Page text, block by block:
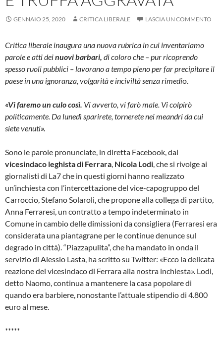
GENNAIO 25, 2020 CRITICA LIBERALE LASCIA UN COMMENTO
Critica liberale inaugura una nuova rubrica in cui inventariamo
parole e atti deinuovi barbari, di coloro che – pur ricoprendo
spesso ruoli pubblici – lavorano a tempo pieno per far precipitare il
paese in una ignoranza, volgarità e inciviltà senza rimedio.
«Vi faremo un culo così. Vi avverto, vi farò male. Vi colpirò
politicamente. Da lunedì sparirete, tornerete nei meandri da cui
siete venuti».
Sono le parole pronunciate, in diretta Facebook, dal
vicesindaco leghista di Ferrara, Nicola Lodi, che si rivolge ai
giornalisti di La7 che in questi giorni hanno realizzato
un’inchiesta con l’intercettazione del vice-capogruppo del
Carroccio, Stefano Solaroli, che propone alla collega di partito,
Anna Ferraresi, un contratto a tempo indeterminato in
Comune in cambio delle dimissioni da consigliera (Ferraresi era
considerata una piantagrane per le continue denunce sul
degrado in città). “Piazzapulita”, che ha mandato in onda il
servizio di Alessio Lasta, ha scritto su Twitter: «Ecco la delicata
reazione del vicesindaco di Ferrara alla nostra inchiesta». Lodi,
detto Naomo, continua a mantenere la casa popolare di
quando era barbiere, nonostante l’attuale stipendio di 4.800
euro al mese.
*****